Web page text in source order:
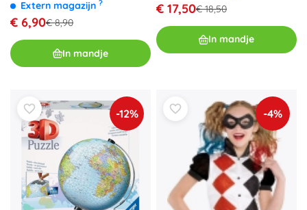
Extern magazijn ?
€ 6,90€ 8,90
In mandje
€ 17,50€ 18,50
In mandje
-12% -4%